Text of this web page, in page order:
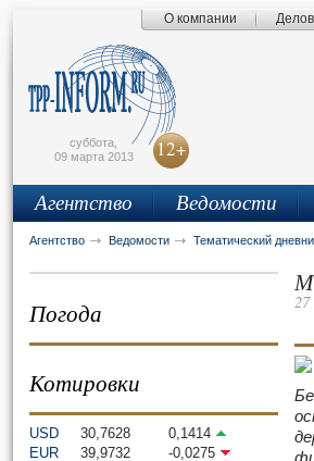
О компании
суббота,
09 марта 2013
12+
Агентство Ведомости
Агентство Ведомости Тематический
Погода
Котировки
USD 30,7628
0,1414
EUR
39,9732 -0,0275
27